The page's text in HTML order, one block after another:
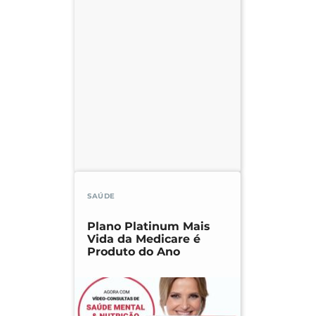
SAÚDE
Plano Platinum Mais
Vida da Medicare é
Produto do Ano